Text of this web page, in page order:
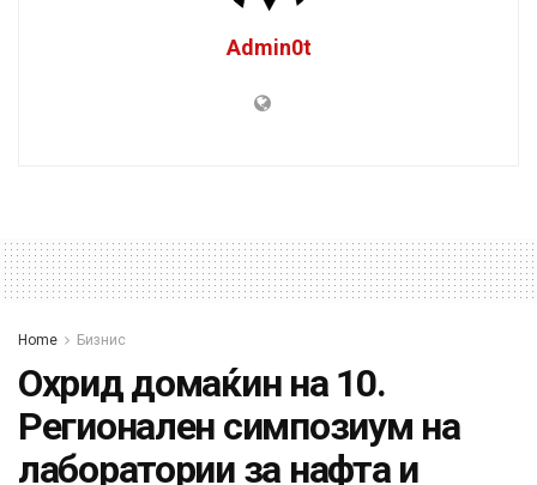
Admin0t
Home Бизнис
Охрид домаќин на 10.
Регионален симпозиум на
лаборатории за нафта и